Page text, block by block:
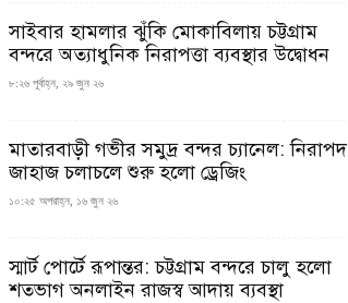
সাইবার হামলার ঝুঁকি মোকাবিলায় চট্টগ্রাম
বন্দরে অত্যাধুনিক নিরাপত্তা ব্যবস্থার উদ্বোধন
৮:২৬ পূর্বাহ্ন, ২৯ জুন ২৬
মাতারবাড়ী গভীর সমুদ্র বন্দর চ্যানেল: নিরাপদ
জাহাজ চলাচলে শুরু হলো ড্রেজিং
১০:২৫ অপরাহ্ন, ১৬ জুন ২৬
স্মার্ট পোর্টে রূপান্তর: চট্টগ্রাম বন্দরে চালু হলো
শতভাগ অনলাইন রাজস্ব আদায় ব্যবস্থা